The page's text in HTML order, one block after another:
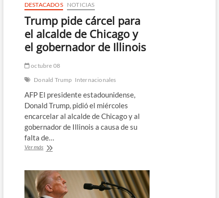
culpable
DESTACADOS NOTICIAS
Trump pide cárcel para
el alcalde de Chicago y
el gobernador de Illinois
octubre 08
Donald Trump Internacionales
AFP El presidente estadounidense,
Donald Trump, pidió el miércoles
encarcelar al alcalde de Chicago y al
gobernador de Illinois a causa de su
falta de…
Ver másTrump
para
alcalde